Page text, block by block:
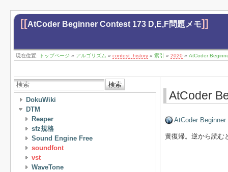
[[AtCoder Beginner Contest 173 D,E,F問題メモ]]
現在位置: トップページ » アルゴリズム » contest_history » 索引 » 2020 » AtCoder
検索
DokuWiki
DTM
Reaper
sfz規格
Sound Engine Free
soundfont
vst
WaveTone
AtCoder
AtCoder
黄復帰。逆から読む